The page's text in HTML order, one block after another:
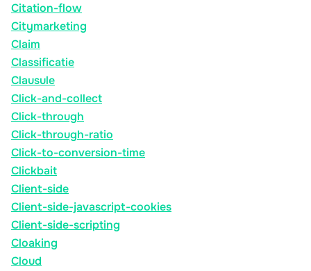
Citation-flow
Citymarketing
Claim
Classificatie
Clausule
Click-and-collect
Click-through
Click-through-ratio
Click-to-conversion-time
Clickbait
Client-side
Client-side-javascript-cookies
Client-side-scripting
Cloaking
Cloud